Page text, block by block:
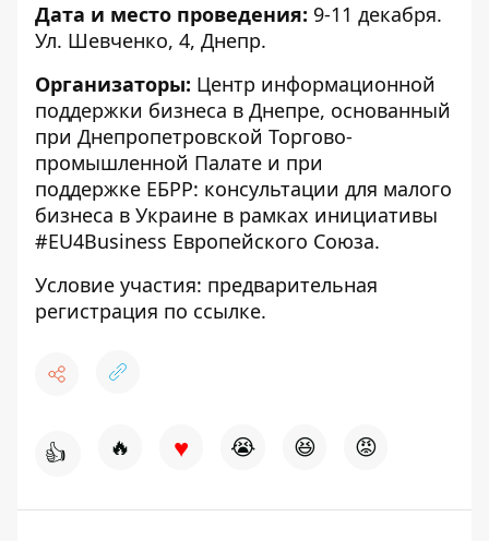
Дата и место проведения: 9-11 декабря.
Ул. Шевченко, 4, Днепр.
Организаторы: Центр информационной
поддержки бизнеса в Днепре, основанный
при Днепропетровской Торгово-
промышленной Палате и при
поддержке ЕБРР: консультации для малого
бизнеса в Украине в рамках инициативы
#EU4Business Европейского Союза.
Условие участия: предварительная
регистрация по ссылке.
👍 🔥 ♥ 😭 😆 😡